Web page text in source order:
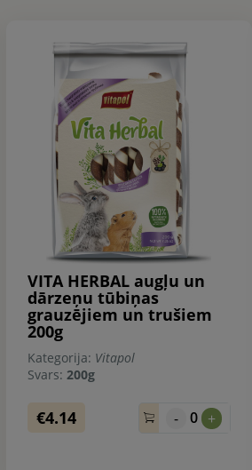
VITA HERBAL augļu un
dārzeņu tūbiņas
grauzējiem un trušiem
200g
Kategorija: Vitapol
Svars: 200g
€4.14 - 0 +